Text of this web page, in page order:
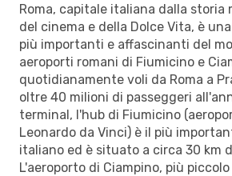
Roma, capitale italiana dalla storia
del cinema e della Dolce Vita, è
più importanti e affascinanti del
aeroporti romani di Fiumicino e
quotidianamente voli da Roma a
oltre 40 milioni di passeggeri
terminal, l'hub di Fiumicino
Leonardo da Vinci) è il più
italiano ed è situato a circa 30 km
L'aeroporto di Ciampino, più